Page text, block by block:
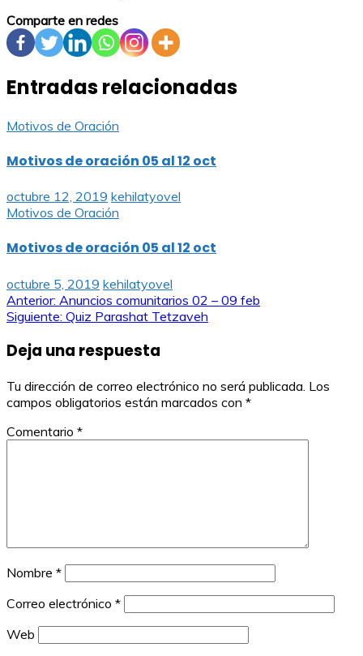
Comparte en redes
Entradas relacionadas
Motivos de Oración
Motivos de oración 05 al 12 oct
octubre 12, 2019 kehilatyovel
Motivos de Oración
Motivos de oración 05 al 12 oct
octubre 5, 2019 kehilatyovel
Navegación
entradas
Anterior: Anuncios comunitarios 02 – 09 feb
Siguiente: Quiz Parashat Tetzaveh
Deja una respuesta
Tu dirección de correo electrónico no será publicada. Los
campos obligatorios están marcados con *
Comentario *
Nombre *
Correo electrónico *
Web